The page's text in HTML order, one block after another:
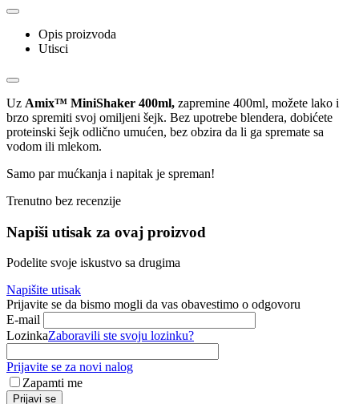
Opis proizvoda
Utisci
Uz Amix™ MiniShaker 400ml, zapremine 400ml, možete lako i
brzo spremiti svoj omiljeni šejk. Bez upotrebe blendera, dobićete
proteinski šejk odlično umućen, bez obzira da li ga spremate sa
vodom ili mlekom.
Samo par mućkanja i napitak je spreman!
Trenutno bez recenzije
Napiši utisak za ovaj proizvod
Podelite svoje iskustvo sa drugima
Napišite utisak
Prijavite se da bismo mogli da vas obavestimo o odgovoru
E-mail
LozinkaZaboravili ste svoju lozinku?
Prijavite se za novi nalog
Zapamti me
Prijavi se